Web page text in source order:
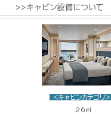
>>キャビン設備について
<キャビンカテゴリ>
26㎡